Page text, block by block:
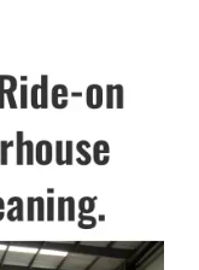
الإدارة في
في المستشفيات
اليومي للمساحات
الانتهاء منها.
الكفاءة ومنخفضة
المحدودة
فرشاة قابل
أداة أساسية
القابلة
ومراكز التسوق